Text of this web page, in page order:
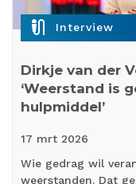
mic_external_on Interview
Dirkje van der
‘Weerstand is
hulpmiddel’
17 mrt 2026
Wie gedrag wil
weerstanden. Dat